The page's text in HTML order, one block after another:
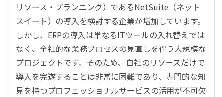
リソース・プランニング）であるNetSuite（ネット
スイート）の導入を検討する企業が増加しています。
しかし、ERPの導入は単なるITツールの入れ替えでは
なく、全社的な業務プロセスの見直しを伴う大規模な
プロジェクトです。そのため、自社のリソースだけで
導入を完遂することは非常に困難であり、専門的な知
見を持つプロフェッショナルサービスの活用が不可欠